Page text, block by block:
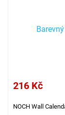
216 Kč
NOCH Wall